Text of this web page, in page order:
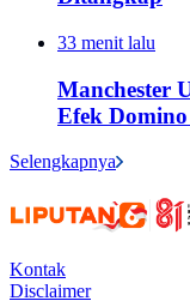
33 menit lalu
Manchester
Efek
Selengkapnya
Kontak
Disclaimer